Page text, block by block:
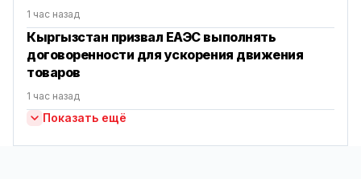
1 час назад
Кыргызстан призвал ЕАЭС выполнять
договоренности для ускорения движения
товаров
1 час назад
Показать ещё